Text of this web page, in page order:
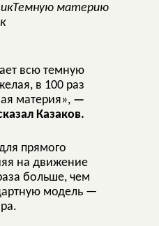
Темную материю
всю темную
в 100 раз
материя», —
Казаков.
прямого
на движение
больше, чем
модель —